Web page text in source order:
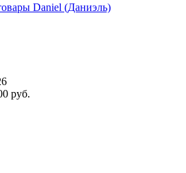
Daniel (Даниэль)
руб.